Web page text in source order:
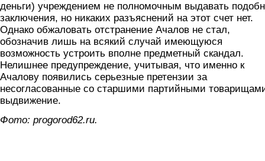
деньги) учреждением не полномочным выдавать
заключения, но никаких разъяснений на этот счет нет.
Однако обжаловать отстранение Ачалов не стал,
обозначив лишь на всякий случай имеющуюся
возможность устроить вполне предметный скандал.
Нелишнее предупреждение, учитывая, что именно к
Ачалову появились серьезные претензии за
несогласованные со старшими партийными
выдвижение.
Фото: progorod62.ru.